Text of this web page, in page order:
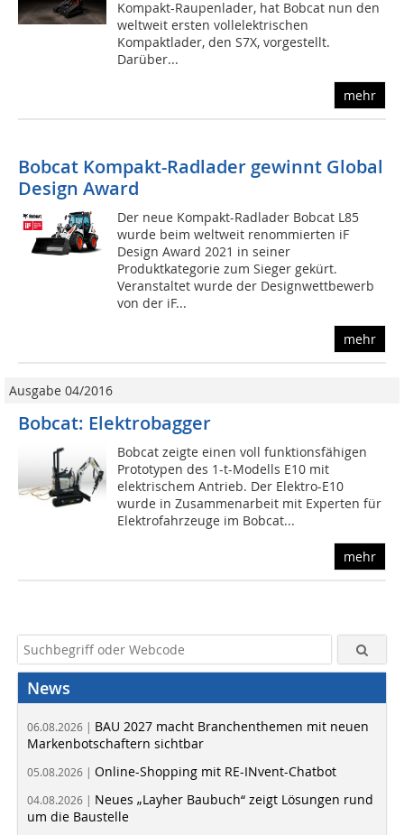
Kompakt-Raupenlader, hat Bobcat nun den
weltweit ersten vollelektrischen
Kompaktlader, den S7X, vorgestellt.
Darüber...
mehr
Bobcat Kompakt-Radlader gewinnt Global
Design Award
Der neue Kompakt-Radlader Bobcat L85
wurde beim weltweit renommierten iF
Design Award 2021 in seiner
Produktkategorie zum Sieger gekürt.
Veranstaltet wurde der Designwettbewerb
von der iF...
mehr
Ausgabe 04/2016
Bobcat: Elektrobagger
Bobcat zeigte einen voll funktionsfähigen
Prototypen des 1-t-Modells E10 mit
elektrischem Antrieb. Der Elektro-E10
wurde in Zusammenarbeit mit Experten für
Elektrofahrzeuge im Bobcat...
mehr
News
06.08.2026 | BAU 2027 macht Branchenthemen mit neuen
Markenbotschaftern sichtbar
05.08.2026 | Online-Shopping mit RE-INvent-Chatbot
04.08.2026 | Neues „Layher Baubuch“ zeigt Lösungen rund
um die Baustelle